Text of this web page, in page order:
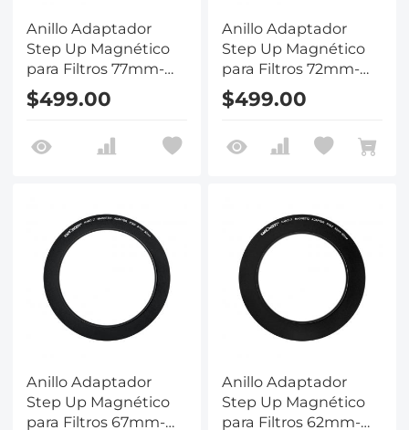
Anillo Adaptador
Step Up Magnético
para Filtros 77mm-
82mm
$499.00
Anillo Adaptador
Step Up Magnético
para Filtros 72mm-
82mm
$499.00
Anillo Adaptador
Step Up Magnético
para Filtros 67mm-
Anillo Adaptador
Step Up Magnético
para Filtros 62mm-